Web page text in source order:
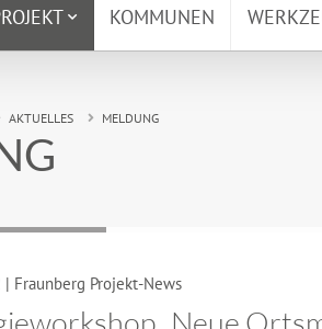
KOMMUNEN
AKTUELLES MELDUNG
| Fraunberg Projekt-News